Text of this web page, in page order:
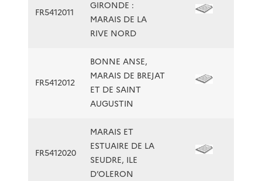
FR5412011
GIRONDE :
MARAIS DE LA
RIVE NORD
FR5412012
BONNE ANSE,
MARAIS DE BREJAT
ET DE SAINT
AUGUSTIN
FR5412020
MARAIS ET
ESTUAIRE DE LA
SEUDRE, ILE
D’OLERON